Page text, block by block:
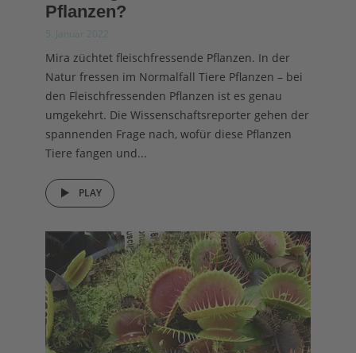
Pflanzen?
5. Januar 2022
Mira züchtet fleischfressende Pflanzen. In der
Natur fressen im Normalfall Tiere Pflanzen – bei
den Fleischfressenden Pflanzen ist es genau
umgekehrt. Die Wissenschaftsreporter gehen der
spannenden Frage nach, wofür diese Pflanzen
Tiere fangen und...
PLAY